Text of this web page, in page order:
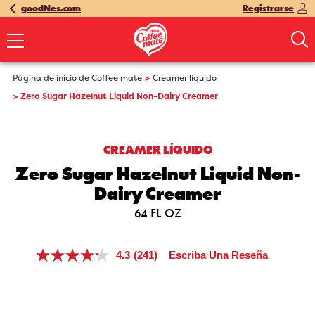
goodNes.com Registrarse
Página de inicio de Coffee mate
Creamer líquido
Zero Sugar Hazelnut Liquid Non-Dairy Creamer
CREAMER LÍQUIDO
Zero Sugar Hazelnut Liquid Non-
Dairy Creamer
64 FL OZ
4.3 Lea
(241) Escriba Una Reseña